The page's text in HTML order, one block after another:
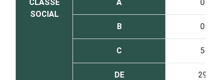
CLASSE
SOCIAL
A 0
B 0
C 5
DE 29